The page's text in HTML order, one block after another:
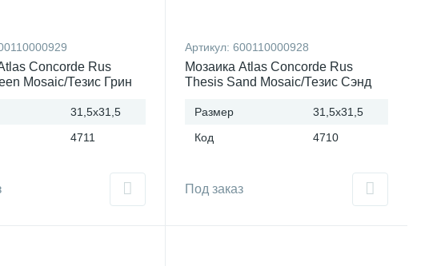
Concorde Rus
Mosaic/Тезис Грин
31,5x31,5
4711
Артикул: 600110000928
Мозаика Atlas Concorde Rus
Thesis Sand Mosaic/Тезис Сэнд
Размер
31,5x31,5
Код
4710
Под заказ